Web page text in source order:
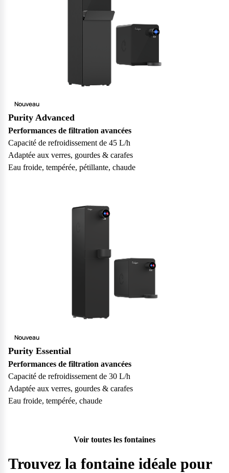
Nouveau
Purity Advanced
Performances de filtration avancées
Capacité de refroidissement de 45 L/h
Adaptée aux verres, gourdes & carafes
Eau froide, tempérée, pétillante, chaude
Nouveau
Purity Essential
Performances de filtration avancées
Capacité de refroidissement de 30 L/h
Adaptée aux verres, gourdes & carafes
Eau froide, tempérée, chaude
Voir toutes les fontaines
Trouvez la fontaine idéale pour